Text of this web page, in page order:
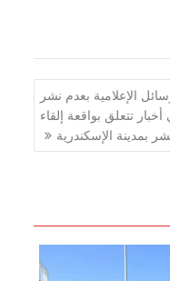
الإعلامية بعدم نشر
تتعلق بواقعة إلقاء
بمدينة الإسكندرية